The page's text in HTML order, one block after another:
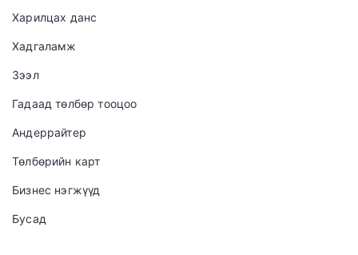
Харилцах данс
Хадгаламж
Зээл
Гадаад төлбөр тооцоо
Андеррайтер
Төлбөрийн карт
Бизнес нэгжүүд
Бусад